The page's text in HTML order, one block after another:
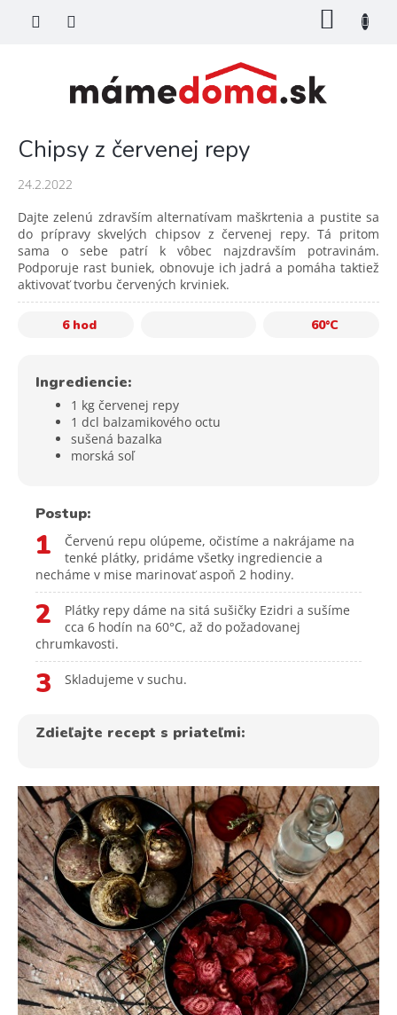
Chipsy z červenej repy
24.2.2022
Dajte zelenú zdravším alternatívam maškrtenia a pustite sa
do prípravy skvelých chipsov z červenej repy. Tá pritom
sama o sebe patrí k vôbec najzdravším potravinám.
Podporuje rast buniek, obnovuje ich jadrá a pomáha taktiež
aktivovať tvorbu červených krviniek.
6 hod 60°C
Ingrediencie:
1 kg červenej repy
1 dcl balzamikového octu
sušená bazalka
morská soľ
Postup:
1
Červenú repu olúpeme, očistíme a nakrájame na
tenké plátky, pridáme všetky ingrediencie a
necháme v mise marinovať aspoň 2 hodiny.
2
Plátky repy dáme na sitá sušičky Ezidri a sušíme
cca 6 hodín na 60°C, až do požadovanej
chrumkavosti.
3 Skladujeme v suchu.
Zdieľajte recept s priateľmi: